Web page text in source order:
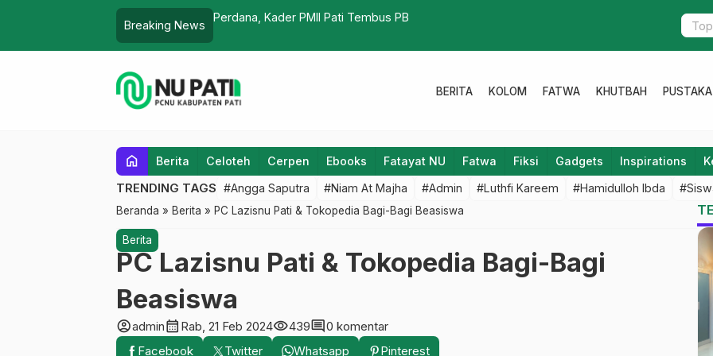
Breaking News
Khidmah di NU Ukurannya Bukan Naik Tingkat
BERITA KOLOM FATWA KHUTBAH PUSTAKA
home Berita Celoteh Cerpen Ebooks Fatayat NU Fatwa Fiksi Gadgets Inspirations
TRENDING TAGS #Angga Saputra #Niam At Majha #Admin #Luthfi Kareem #Hamidulloh Ibda
Beranda » Berita » PC Lazisnu Pati & Tokopedia Bagi-Bagi Beasiswa
Berita
PC Lazisnu Pati & Tokopedia Bagi-Bagi
Beasiswa
account_circleadmincalendar_month Rab, 21 Feb 2024visibility439comment0 komentar
Facebook
Twitter Whatsapp Pinterest